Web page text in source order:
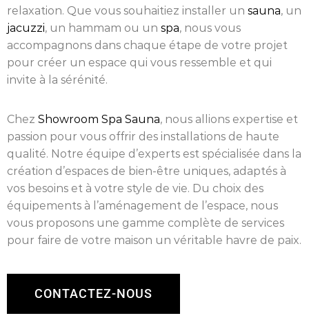
relaxation. Que vous souhaitiez installer un sauna, un
jacuzzi, un hammam ou un spa, nous vous
accompagnons dans chaque étape de votre projet
pour créer un espace qui vous ressemble et qui
invite à la sérénité.
Chez Showroom Spa Sauna, nous allions expertise et
passion pour vous offrir des installations de haute
qualité. Notre équipe d’experts est spécialisée dans la
création d’espaces de bien-être uniques, adaptés à
vos besoins et à votre style de vie. Du choix des
équipements à l’aménagement de l’espace, nous
vous proposons une gamme complète de services
pour faire de votre maison un véritable havre de paix.
CONTACTEZ-NOUS